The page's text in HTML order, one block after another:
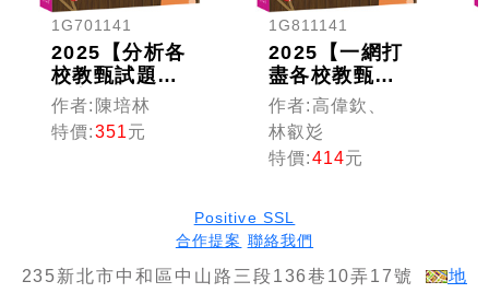
1G701141
2025【分析各
校教甄試題】
教育專業科目
歷年試題解題
聖經(十
課教師甄試）
作者:陳培林
特價:351元
1G811141
2025【一網打
盡各校教甄考
題】數學歷年
試題解題聖經
(十
四)112~113
職、國中小教
師甄試／代理
試）
作者:高偉欽、
林叡彣
特價:414元
Positive SSL
合作提案 聯絡我們
235新北市中和區中山路三段136巷10弄17號
地